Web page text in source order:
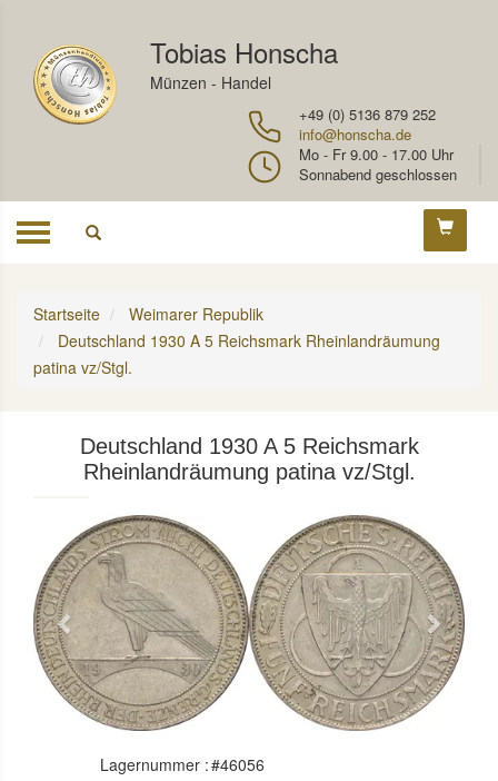
Tobias Honscha
Münzen - Handel
+49 (0) 5136 879 252
info@honscha.de
Mo - Fr 9.00 - 17.00 Uhr
Sonnabend geschlossen
Toggle
Startseite
Weimarer Republik
Deutschland 1930 A 5 Reichsmark Rheinlandräumung
patina vz/Stgl.
Deutschland 1930 A 5 Reichsmark
Rheinlandräumung patina vz/Stgl.
Previous Next
Lagernummer :#46056